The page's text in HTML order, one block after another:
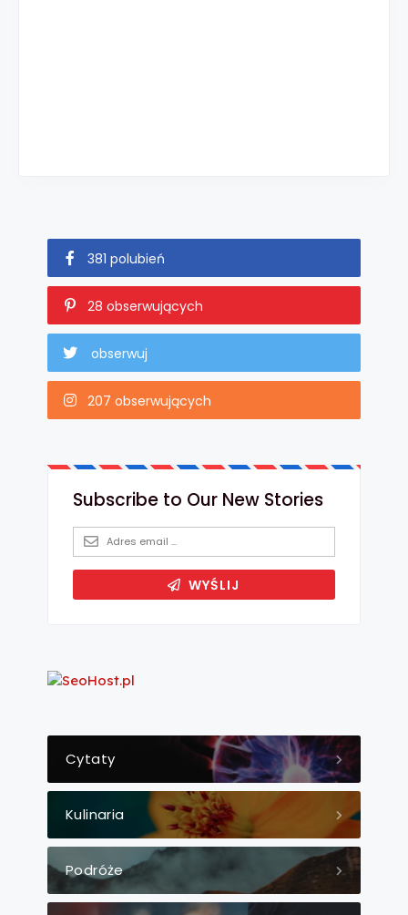
381 polubień
28 obserwujących
obserwuj
207 obserwujących
Cytaty
Kulinaria
Podróże